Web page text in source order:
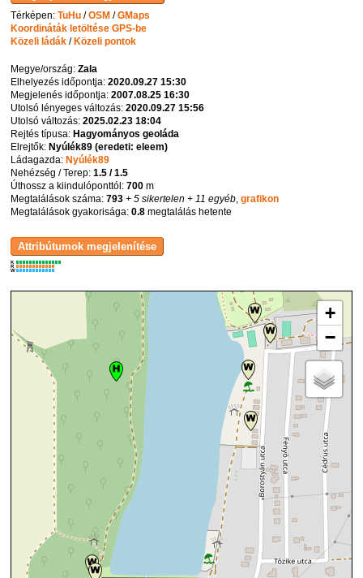
Térképen:TuHu /OSM /GMaps
Koordináták letöltése GPS-be
Közeli ládák /Közeli pontok
Megye/ország:Zala
Elhelyezés időpontja:2020.09.27 15:30
Megjelenés időpontja:2007.08.25 16:30
Utolsó lényeges változás:2020.09.27 15:56
Utolsó változás:2025.02.23 18:04
Rejtés típusa:Hagyományos geoláda
Elrejtők:Nyúlék89 (eredeti: eleem)
Ládagazda:Nyúlék89
Nehézség / Terep:1.5 / 1.5
Úthossz a kiindulóponttól:700 m
Megtalálások száma:793 + 5 sikertelen + 11 egyéb ,grafikon
Megtalálások gyakorisága:0.8 megtalálás hetente
K
R
W
+
−